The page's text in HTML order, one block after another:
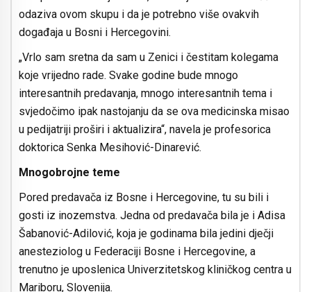
odaziva ovom skupu i da je potrebno više ovakvih
događaja u Bosni i Hercegovini.
„Vrlo sam sretna da sam u Zenici i čestitam kolegama
koje vrijedno rade. Svake godine bude mnogo
interesantnih predavanja, mnogo interesantnih tema i
svjedočimo ipak nastojanju da se ova medicinska misao
u pedijatriji proširi i aktualizira“, navela je profesorica
doktorica Senka Mesihović-Dinarević.
Mnogobrojne teme
Pored predavača iz Bosne i Hercegovine, tu su bili i
gosti iz inozemstva. Jedna od predavača bila je i Adisa
Šabanović-Adilović, koja je godinama bila jedini dječji
anesteziolog u Federaciji Bosne i Hercegovine, a
trenutno je uposlenica Univerzitetskog kliničkog centra u
Mariboru, Slovenija.